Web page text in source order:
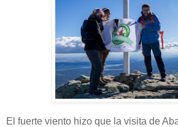
El fuerte viento hizo que la visita de